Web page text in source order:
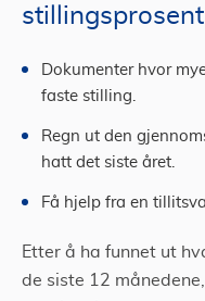
Dokumenter hvor
faste stilling.
Regn ut den
hatt det siste året.
Få hjelp fra en
Etter å ha funnet ut
de siste 12